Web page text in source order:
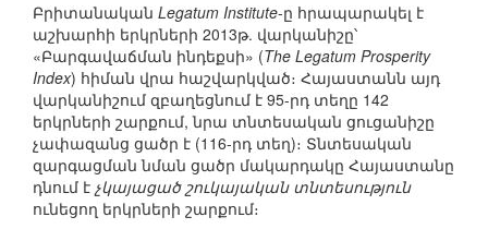
Բրիտանական Legatum Institute-ը հրապարակել է
աշխարհի երկրների 2013թ. վարկանիշը՝
«Բարգավաճման ինդեքսի» (The Legatum Prosperity
Index) հիման վրա հաշվարկված։ Հայաստանն այդ
վարկանիշում զբաղեցնում է 95-րդ տեղը 142
երկրների շարքում, նրա տնտեսական ցուցանիշը
չափազանց ցածր է (116-րդ տեղ)։ Տնտեսական
զարգացման նման ցածր մակարդակը Հայաստանը
դնում է չկայացած շուկայական տնտեսություն
ունեցող երկրների շարքում։